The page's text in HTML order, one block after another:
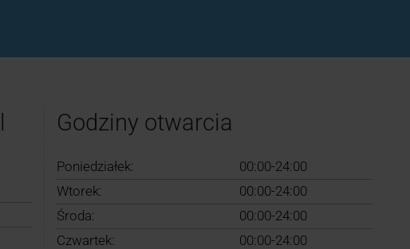
Godziny otwarcia
Poniedziałek:
00:00-24:00
Wtorek:
00:00-24:00
Środa:
00:00-24:00
Czwartek:
00:00-24:00